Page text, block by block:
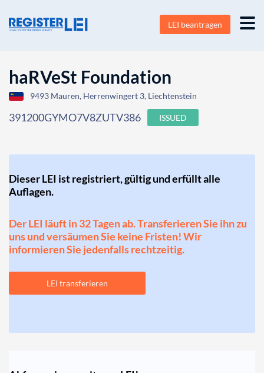
LEI beantragen
haRVeSt Foundation
9493 Mauren, Herrenwingert 3, Liechtenstein
391200GYMO7V8ZUTV386 ISSUED
Dieser LEI ist registriert, gültig und erfüllt alle
Auflagen.
Der LEI läuft in 32 Tagen ab. Transferieren Sie ihn zu
uns und versäumen Sie keine Fristen! Wir
informieren Sie jedenfalls rechtzeitig.
LEI transferieren